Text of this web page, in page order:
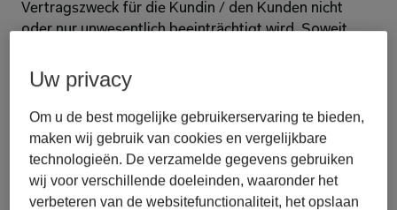
Vertragszweck für die Kundin / den Kunden nicht
oder nur unwesentlich beeinträchtigt wird. Soweit
Beschränkung des Leistungsumfangs führen, ist die
Kundin / der Kunde berechtigt, den Vertrag innerhalb
eines Monats ab Eintritt der wesentlichen
Beschränkung aus wichtigem Grund mit sofortiger
Wirkung zu kündigen. Macht die Kundin / der Kunde
von diesem Recht keinen Gebrauch, wird der Vertrag
mit dem geänderten Leistungsumfang fortgeführt.
Uw privacy
Om u de best mogelijke gebruikerservaring te bieden,
maken wij gebruik van cookies en vergelijkbare
technologieën. De verzamelde gegevens gebruiken
wij voor verschillende doeleinden, waaronder het
verbeteren van de websitefunctionaliteit, het opslaan